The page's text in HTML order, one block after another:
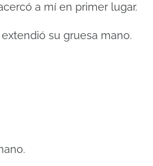
a mí en primer lugar.
su gruesa mano.